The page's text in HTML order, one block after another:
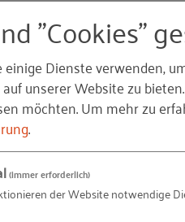
es nicht probiert … Ich
ist für mich zur
für
es da
und auf dem Bau
"Cookies"
Dienste verwenden,
unserer Website zu
möchten.Um mehr zu
.
(immer erforderlich)
der Website notwendige